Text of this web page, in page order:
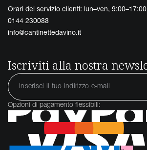
Orari del servizio clienti: lun–ven, 9:00–17:00
0144 230088
info@cantinettedavino.it
Iscriviti alla nostra
Opzioni di pagamento flessibili: